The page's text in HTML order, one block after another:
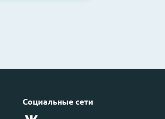
Социальные сети